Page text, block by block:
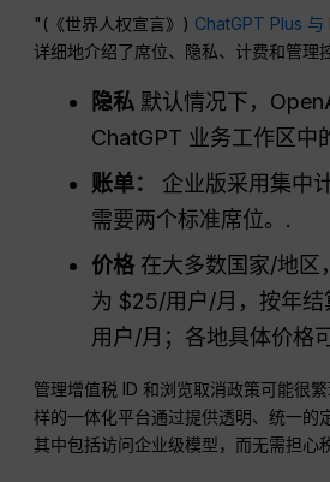
"(《世界人权宣言》) ChatGPT Plus
详细地介绍了席位、隐私、计费和管理
隐私 默认情况下，
ChatGPT 业务工作区中
账单：
企业版采用集中
需要两个标准席位。.
价格 在大多数国家/地区
为 $25/用户/月，按年
用户/月；各地具体价格
管理增值税 ID 和浏览取消政策可能很
样的一体化平台通过提供透明、统一的
其中包括访问企业级模型，而无需担心